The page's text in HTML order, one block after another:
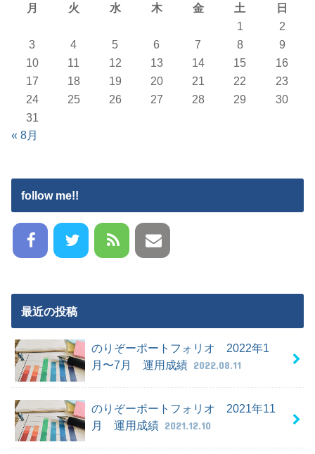
月
火 水 木 金 土
日
1
2
3
4 5 6 7 8
9
10
11 12 13 14 15
16
17
18 19 20 21 22
23
24
25 26 27 28 29
30
31
« 8月
follow me!!
最近の投稿
のりぞーポートフォリオ 2022年1
月〜7月 運用成績 2022.08.11
のりぞーポートフォリオ 2021年11
月 運用成績 2021.12.10